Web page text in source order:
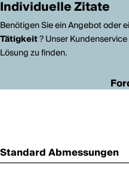
Individuelle Zitate
Benötigen Sie ein Angebot oder
Tätigkeit? Unser
Lösung zu finden.
Standard Abmessungen